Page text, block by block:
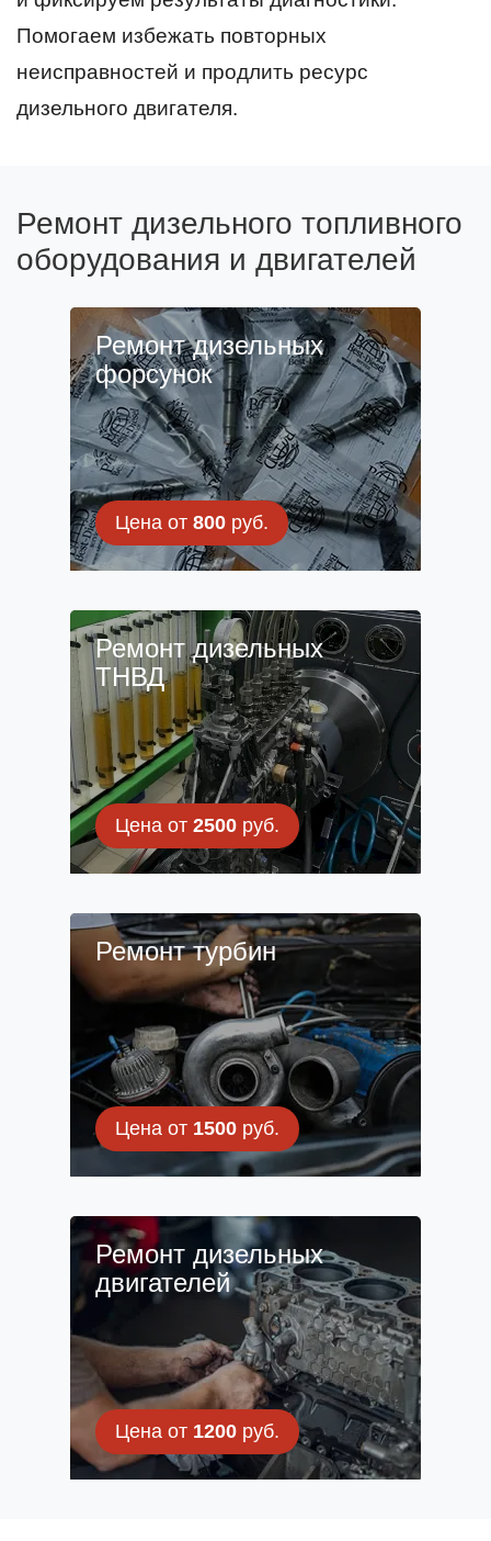
Помогаем избежать повторных
неисправностей и продлить ресурс
дизельного двигателя.
Ремонт дизельного топливного
оборудования и двигателей
Ремонт дизельных
форсунок
Цена от 800руб.
Ремонт дизельных
ТНВД
Цена от 2500руб.
Ремонт турбин
Цена от 1500руб.
Ремонт дизельных
двигателей
Цена от 1200руб.